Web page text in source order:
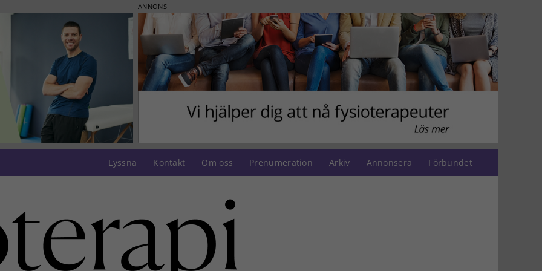
ANNONS
Lyssna Kontakt Om oss Prenumeration Arkiv Annonsera Förbundet